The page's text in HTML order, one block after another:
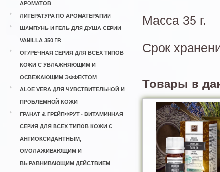
АРОМАТОВ
ЛИТЕРАТУРА ПО АРОМАТЕРАПИИ
ШАМПУНЬ И ГЕЛЬ ДЛЯ ДУША СЕРИИ
VANILLA 350 ГР.
ОГУРЕЧНАЯ СЕРИЯ ДЛЯ ВСЕХ ТИПОВ
КОЖИ С УВЛАЖНЯЮЩИМ И
ОСВЕЖАЮЩИМ ЭФФЕКТОМ
ALOE VERA ДЛЯ ЧУВСТВИТЕЛЬНОЙ И
ПРОБЛЕМНОЙ КОЖИ
ГРАНАТ & ГРЕЙПФРУТ - ВИТАМИННАЯ
СЕРИЯ ДЛЯ ВСЕХ ТИПОВ КОЖИ С
АНТИОКСИДАНТНЫМ,
ОМОЛАЖИВАЮЩИМ И
ВЫРАВНИВАЮЩИМ ДЕЙСТВИЕМ
Масса 35 г.
Срок
Товары в